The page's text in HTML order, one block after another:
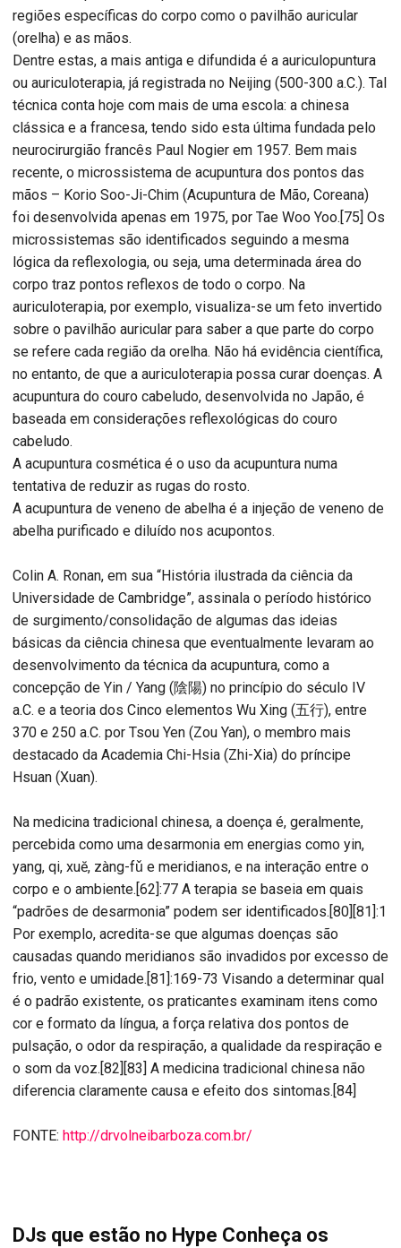
regiões específicas do corpo como o pavilhão auricular
(orelha) e as mãos.
Dentre estas, a mais antiga e difundida é a auriculopuntura
ou auriculoterapia, já registrada no Neijing (500-300 a.C.). Tal
técnica conta hoje com mais de uma escola: a chinesa
clássica e a francesa, tendo sido esta última fundada pelo
neurocirurgião francês Paul Nogier em 1957. Bem mais
recente, o microssistema de acupuntura dos pontos das
mãos – Korio Soo-Ji-Chim (Acupuntura de Mão, Coreana)
foi desenvolvida apenas em 1975, por Tae Woo Yoo.[75] Os
microssistemas são identificados seguindo a mesma
lógica da reflexologia, ou seja, uma determinada área do
corpo traz pontos reflexos de todo o corpo. Na
auriculoterapia, por exemplo, visualiza-se um feto invertido
sobre o pavilhão auricular para saber a que parte do corpo
se refere cada região da orelha. Não há evidência científica,
no entanto, de que a auriculoterapia possa curar doenças. A
acupuntura do couro cabeludo, desenvolvida no Japão, é
baseada em considerações reflexológicas do couro
cabeludo.
A acupuntura cosmética é o uso da acupuntura numa
tentativa de reduzir as rugas do rosto.
A acupuntura de veneno de abelha é a injeção de veneno de
abelha purificado e diluído nos acupontos.
Colin A. Ronan, em sua “História ilustrada da ciência da
Universidade de Cambridge”, assinala o período histórico
de surgimento/consolidação de algumas das ideias
básicas da ciência chinesa que eventualmente levaram ao
desenvolvimento da técnica da acupuntura, como a
concepção de Yin / Yang (陰陽) no princípio do século IV
a.C. e a teoria dos Cinco elementos Wu Xing (五行), entre
370 e 250 a.C. por Tsou Yen (Zou Yan), o membro mais
destacado da Academia Chi-Hsia (Zhi-Xia) do príncipe
Hsuan (Xuan).
Na medicina tradicional chinesa, a doença é, geralmente,
percebida como uma desarmonia em energias como yin,
yang, qi, xuĕ, zàng-fǔ e meridianos, e na interação entre o
corpo e o ambiente.[62]:77 A terapia se baseia em quais
“padrões de desarmonia” podem ser identificados.[80][81]:1
Por exemplo, acredita-se que algumas doenças são
causadas quando meridianos são invadidos por excesso de
frio, vento e umidade.[81]:169-73 Visando a determinar qual
é o padrão existente, os praticantes examinam itens como
cor e formato da língua, a força relativa dos pontos de
pulsação, o odor da respiração, a qualidade da respiração e
o som da voz.[82][83] A medicina tradicional chinesa não
diferencia claramente causa e efeito dos sintomas.[84]
FONTE: http://drvolneibarboza.com.br/
DJs que estão no Hype Conheça os